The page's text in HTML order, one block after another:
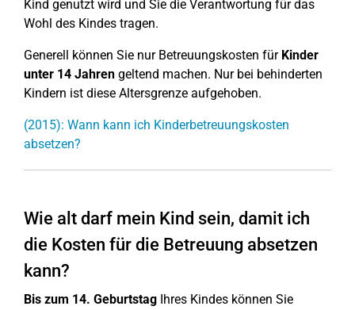
Kind genutzt wird und Sie die Verantwortung für das
Wohl des Kindes tragen.
Generell können Sie nur Betreuungskosten für Kinder
unter 14 Jahren geltend machen. Nur bei behinderten
Kindern ist diese Altersgrenze aufgehoben.
(2015): Wann kann ich Kinderbetreuungskosten
absetzen?
Wie alt darf mein Kind sein, damit ich
die Kosten für die Betreuung absetzen
kann?
Bis zum 14. Geburtstag Ihres Kindes können Sie